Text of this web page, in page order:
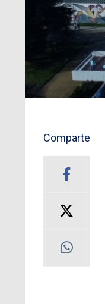
Comparte